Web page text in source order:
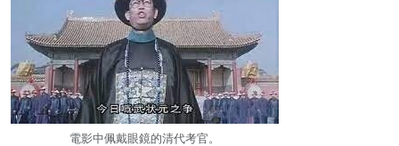
電影中佩戴眼鏡的清代考官。